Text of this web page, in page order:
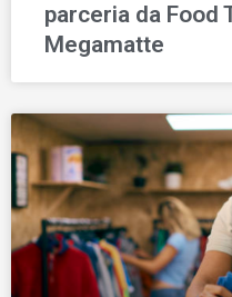
parceria da Food
Megamatte